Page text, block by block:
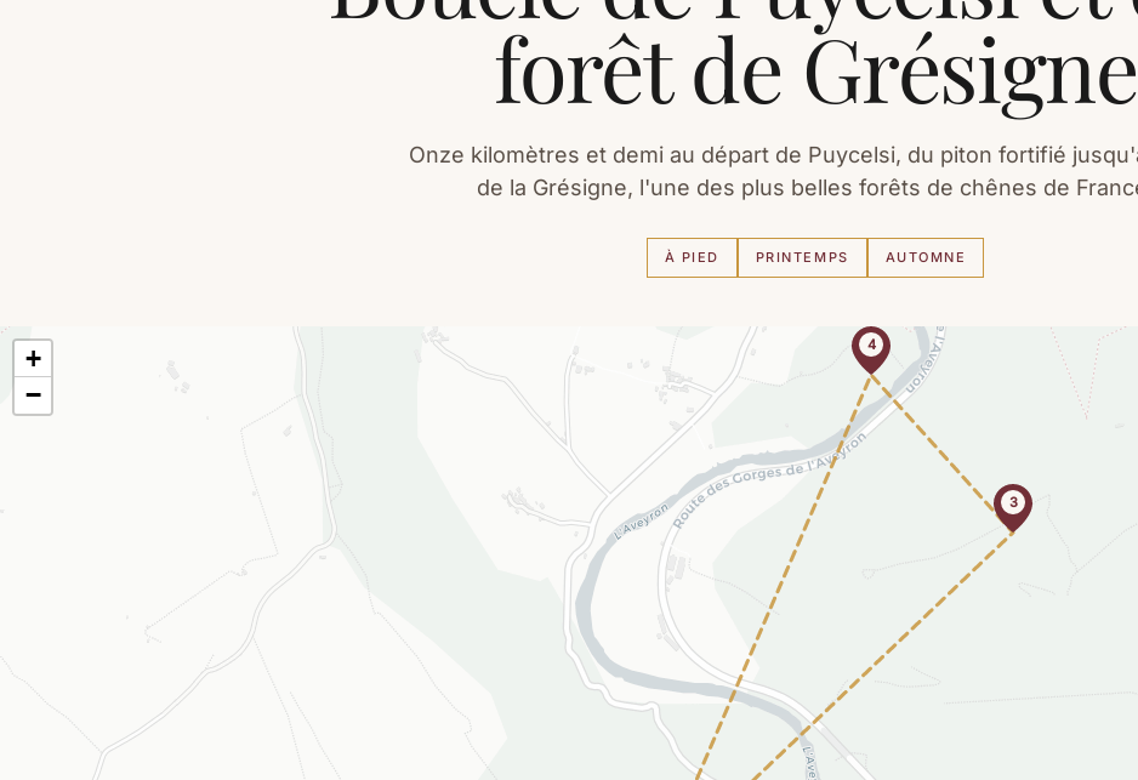
forêt de Grésigne
Onze kilomètres et demi au départ de Puycelsi, du piton fortifié
de la Grésigne, l'une des plus belles forêts de chênes de
À PIED PRINTEMPS AUTOMNE
3
4
+
−